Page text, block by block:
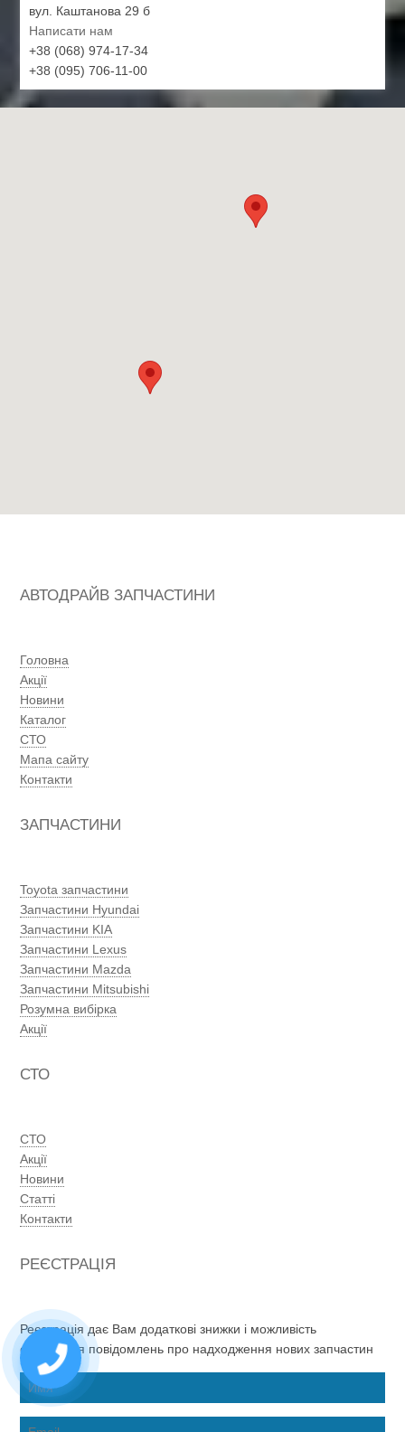
вул. Каштанова 29 б
Написати нам
+38 (068) 974-17-34
+38 (095) 706-11-00
АВТОДРАЙВ ЗАПЧАСТИНИ
Головна
Акції
Новини
Каталог
СТО
Мапа сайту
Контакти
ЗАПЧАСТИНИ
Toyota запчастини
Запчастини Hyundai
Запчастини KIA
Запчастини Lexus
Запчастини Mazda
Запчастини Mitsubishi
Розумна вибірка
Акції
СТО
СТО
Акції
Новини
Статті
Контакти
РЕЄСТРАЦІЯ
Реєстрація дає Вам додаткові знижки і можливість
отримання повідомлень про надходження нових запчастин